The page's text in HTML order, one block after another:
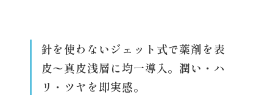
針を使わないジェット式で薬剤を表
皮〜真皮浅層に均一導入。潤い・ハ
リ・ツヤを即実感。